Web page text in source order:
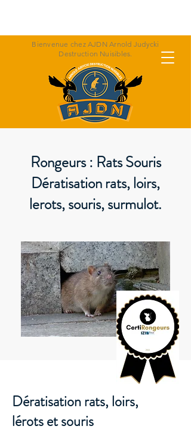
Bienvenue chez AJDN Arnold Judycki
Destruction Nuisibles.
Rongeurs : Rats Souris
Dératisation rats, loirs,
lerots, souris, surmulot.
Dératisation rats, loirs,
lérots et souris